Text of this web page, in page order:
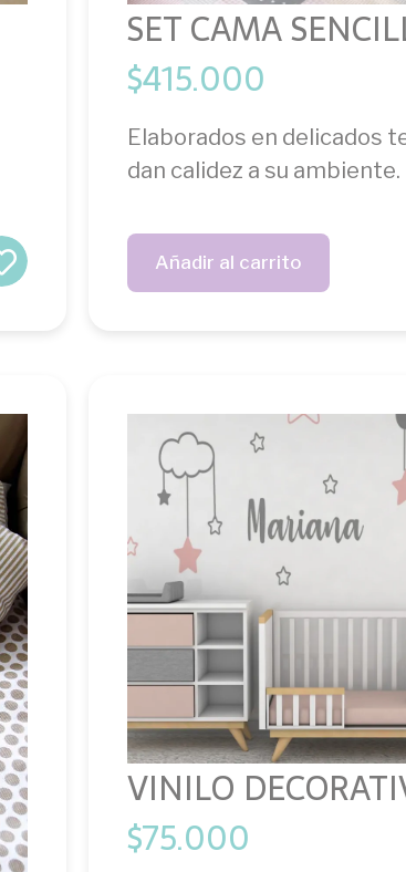
SET CAMA
$415.000
Elaborados en delicados
dan calidez a su ambiente.
Añadir al carrito
VINILO
$75.000